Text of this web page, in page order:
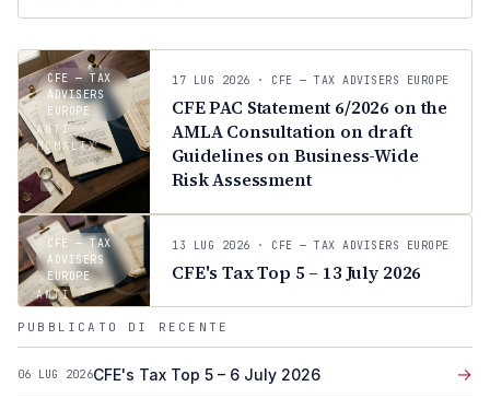
C
CFE — TAX
ADVISERS
EUROPE
ANTI ·
MCMXLIX
17 LUG 2026 · CFE — TAX ADVISERS EUROPE
CFE PAC Statement 6/2026 on the
AMLA Consultation on draft
Guidelines on Business-Wide
Risk Assessment
C
CFE — TAX
ADVISERS
EUROPE
ANTI ·
MCMXLIX
13 LUG 2026 · CFE — TAX ADVISERS EUROPE
CFE's Tax Top 5 – 13 July 2026
PUBBLICATO DI RECENTE
06 LUG 2026CFE's Tax Top 5 – 6 July 2026 →